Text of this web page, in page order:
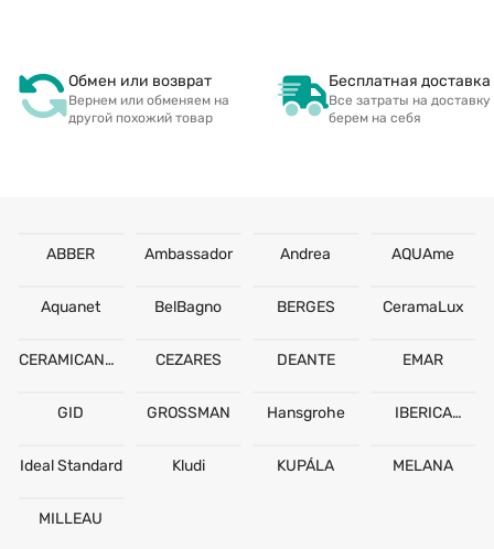
Обмен или возврат
Вернем или обменяем на
другой похожий товар
Бесплатная доставка
Все затраты на доставку
берем на себя
ABBER Ambassador Andrea AQUAme
Aquanet BelBagno BERGES CeramaLux
CERAMICANOV
CEZARES DEANTE EMAR
GID GROSSMAN Hansgrohe
IBERICA
Ideal Standard
Kludi KUPÁLA MELANA
MILLEAU